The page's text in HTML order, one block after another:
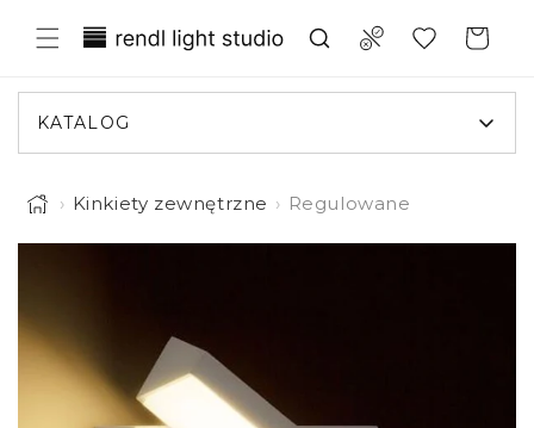
do
treści
Compare
Translation missing:
pl.general.wishlist.title
Koszyk
KATALOG
› Kinkiety zewnętrzne › Regulowane